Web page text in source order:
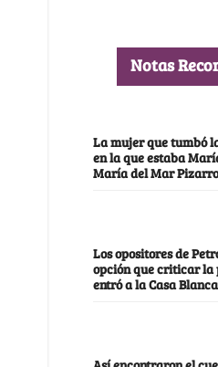
Notas
La mujer que tumbó
en la que estaba
María del Mar
Los opositores de
opción que criticar la
entró a la Casa Blanca